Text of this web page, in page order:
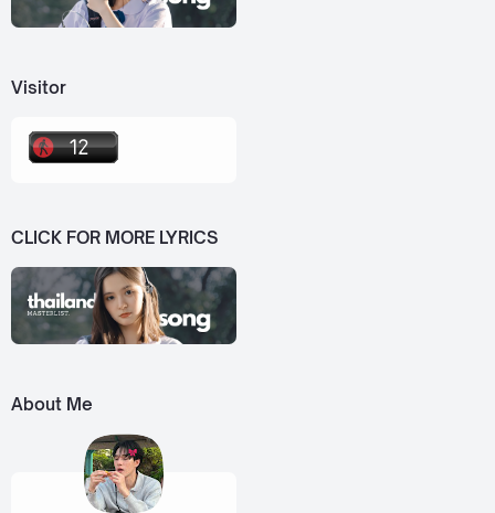
Visitor
CLICK FOR MORE LYRICS
About Me